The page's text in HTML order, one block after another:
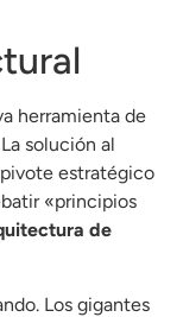
herramienta de
solución al
estratégico
«principios
de
Los gigantes